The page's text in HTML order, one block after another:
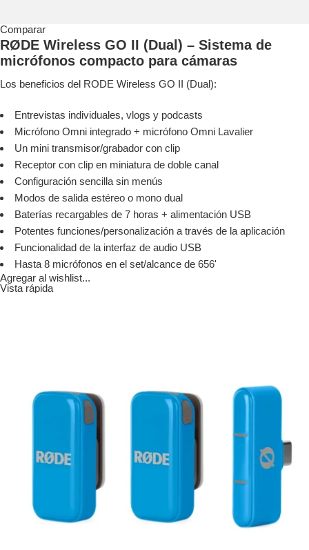
Comparar
RØDE Wireless GO II (Dual) – Sistema de
micrófonos compacto para cámaras
Los beneficios del RODE Wireless GO II (Dual):
Entrevistas individuales, vlogs y podcasts
Micrófono Omni integrado + micrófono Omni Lavalier
Un mini transmisor/grabador con clip
Receptor con clip en miniatura de doble canal
Configuración sencilla sin menús
Modos de salida estéreo o mono dual
Baterías recargables de 7 horas + alimentación USB
Potentes funciones/personalización a través de la aplicación
Funcionalidad de la interfaz de audio USB
Hasta 8 micrófonos en el set/alcance de 656'
Agregar al wishlist...
Vista rápida